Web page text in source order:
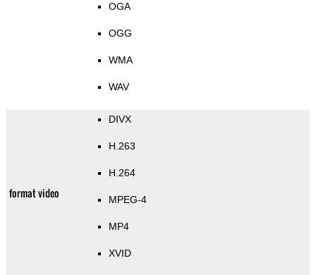
OGA
OGG
WMA
WAV
format video
DIVX
H.263
H.264
MPEG-4
MP4
XVID